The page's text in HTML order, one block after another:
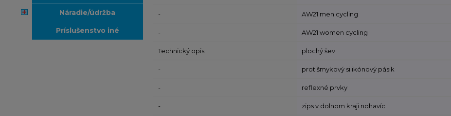
náradie/údržba
príslušenstvo iné
- AW21 men cycling
- AW21 women cycling
Technický opis plochý šev
- protišmykový silikónový pásik
- reflexné prvky
- zips v dolnom kraji nohavíc